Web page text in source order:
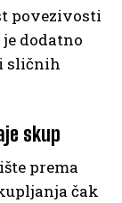
povezivosti
dodatno
sličnih
skup
prema
čak